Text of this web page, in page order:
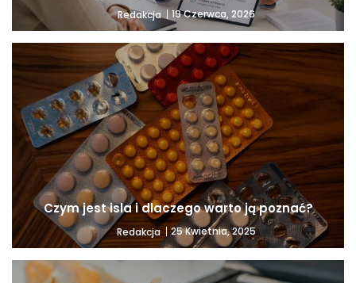
Redakcja 19 Czerwca, 2026
Czym jest isla i dlaczego warto ją poznać?
Redakcja 25 Kwietnia, 2025